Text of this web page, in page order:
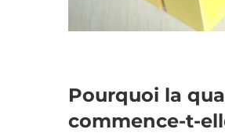
Pourquoi la
commence-t-